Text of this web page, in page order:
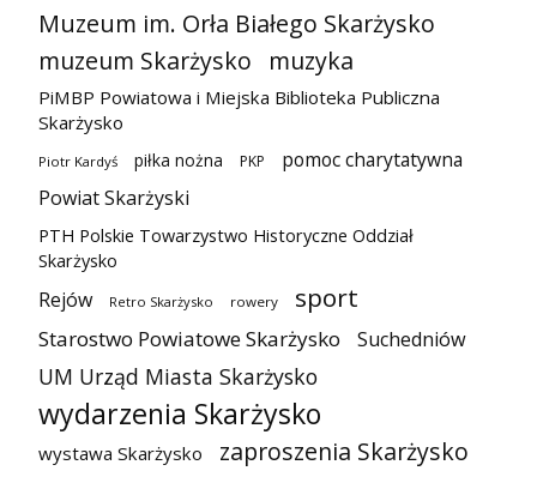
Muzeum im. Orła Białego Skarżysko
muzeum Skarżysko
muzyka
PiMBP Powiatowa i Miejska Biblioteka Publiczna
Skarżysko
Piotr Kardyś piłka nożna PKP
pomoc charytatywna
Powiat Skarżyski
PTH Polskie Towarzystwo Historyczne Oddział
Skarżysko
Rejów Retro Skarżysko rowery sport
Starostwo Powiatowe Skarżysko Suchedniów
UM Urząd Miasta Skarżysko
wydarzenia Skarżysko
wystawa Skarżysko zaproszenia Skarżysko